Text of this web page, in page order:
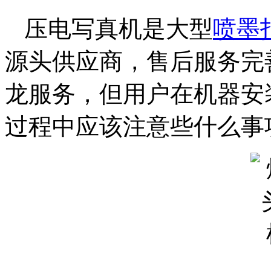
压电写真机是大型喷墨
源头供应商，售后服务
龙服务，但用户在机器
过程中应该注意些什么事